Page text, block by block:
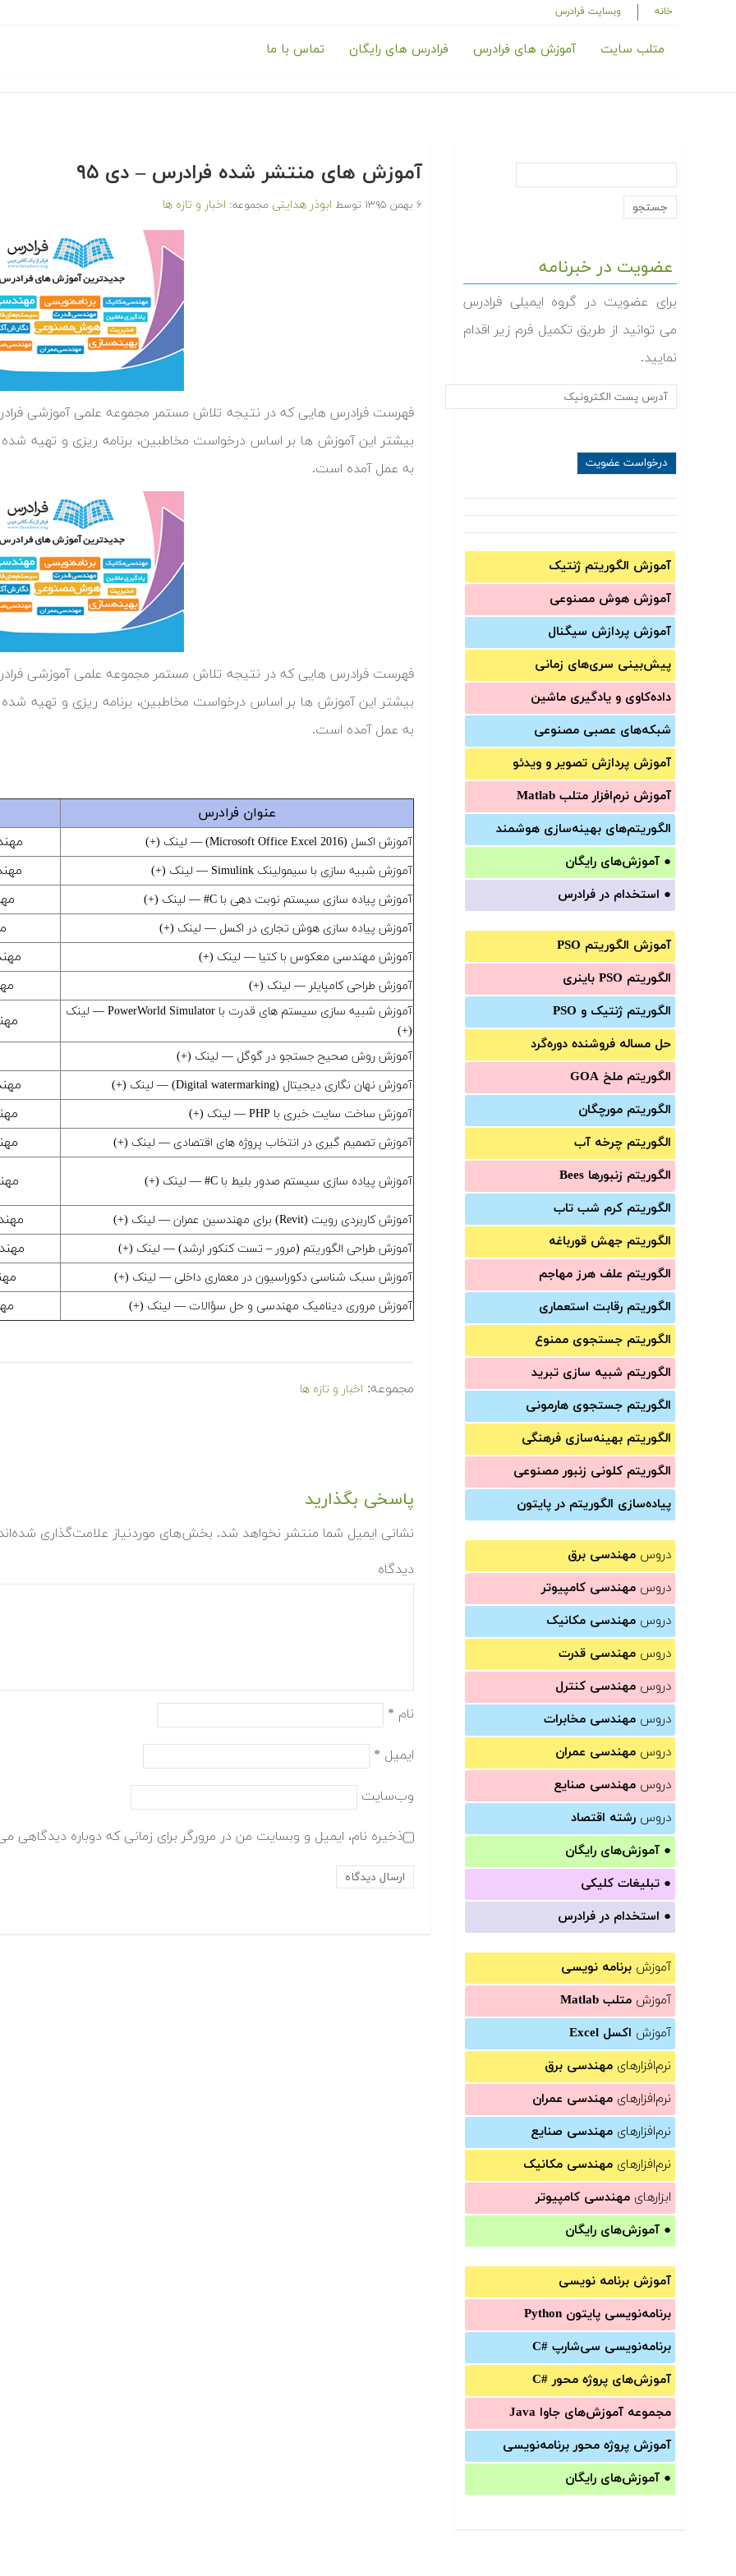
خانه وبسایت فرادرس
متلب سایت آموزش های فرادرس فرادرس های رایگان تماس با ما
عضویت در خبرنامه
برای عضویت در گروه ایمیلی فرادرس
می توانید از طریق تکمیل فرم زیر اقدام
نمایید.
آموزش الگوریتم ژنتیک
آموزش‌ هوش مصنوعی
آموزش‌ پردازش سیگنال
پیش‌‌بینی سری‌‌های زمانی
داده‌کاوی و یادگیری ماشین
شبکه‌های عصبی مصنوعی
آموزش‌ پردازش تصویر و ویدئو
آموزش‌ نرم‌افزار متلب Matlab
الگوریتم‌های بهینه‌سازی هوشمند
● آموزش‌های رایگان
● استخدام در فرادرس
آموزش الگوریتم PSO
الگوریتم PSO باینری
الگوریتم ژنتیک و PSO
حل مساله فروشنده دوره‌گرد
الگوریتم ملخ GOA
الگوریتم مورچگان
الگوریتم چرخه آب
الگوریتم زنبورها Bees
الگوریتم کرم شب تاب
الگوریتم جهش قورباغه
الگوریتم علف هرز مهاجم
الگوریتم رقابت استعماری
الگوریتم جستجوی ممنوع
الگوریتم شبیه سازی تبرید
الگوریتم جستجوی هارمونی
الگوریتم بهینه‌سازی فرهنگی
الگوریتم کلونی زنبور مصنوعی
پیاده‌سازی الگوریتم در پایتون
دروس مهندسی برق
دروس مهندسی کامپیوتر
دروس مهندسی مکانیک
دروس مهندسی قدرت
دروس مهندسی کنترل
دروس مهندسی مخابرات
دروس مهندسی عمران
دروس مهندسی صنایع
دروس رشته اقتصاد
● آموزش‌های رایگان
● تبلیغات کلیکی
● استخدام در فرادرس
آموزش برنامه نویسی
آموزش متلب Matlab
آموزش اکسل Excel
نرم‌افزارهای مهندسی برق
نرم‌افزارهای مهندسی عمران
نرم‌افزارهای مهندسی صنایع
نرم‌افزارهای مهندسی مکانیک
ابزارهای مهندسی کامپیوتر
● آموزش‌های رایگان
آموزش برنامه نویسی
برنامه‌نویسی پایتون Python
برنامه‌‌نویسی سی‌شارپ C#‎
آموزش‌های پروژه محور #C
مجموعه آموزش‌های جاوا Java
آموزش‌ پروژه محور برنامه‌نویسی
● آموزش‌های رایگان
آموزش های منتشر شده فرادرس – دی ۹۵
۶ بهمن ۱۳۹۵ توسط ابوذر هدایتی مجموعه: اخبار و تازه ها
بیشتر این آموزش ها بر اساس درخواست مخاطبین، برنامه ریزی و تهیه
به عمل آمده است.
بیشتر این آموزش ها بر اساس درخواست مخاطبین، برنامه ریزی و تهیه
به عمل آمده است.
عنوان فرادرس
آموزش اکسل (Microsoft Office Excel 2016) — لینک (+)
آموزش شبیه سازی با سیمولینک Simulink — لینک (+)
آموزش پیاده سازی سیستم نوبت دهی با C# — لینک (+)
آموزش پیاده سازی هوش تجاری در اکسل — لینک (+)
آموزش مهندسی معکوس با کتیا — لینک (+)
آموزش طراحی کامپایلر — لینک (+)
آموزش شبیه سازی سیستم های قدرت با PowerWorld Simulator — لینک
(+)
آموزش روش صحیح جستجو در گوگل — لینک (+)
آموزش نهان نگاری دیجیتال (Digital watermarking) — لینک (+)
آموزش ساخت سایت خبری با PHP — لینک (+)
آموزش تصمیم گیری در انتخاب پروژه های اقتصادی — لینک (+)
آموزش پیاده سازی سیستم صدور بلیط با C# — لینک (+)
آموزش کاربردی رویت (Revit) برای مهندسین عمران — لینک (+)
آموزش طراحی الگوریتم (مرور – تست کنکور ارشد)‎ — لینک (+)
آموزش سبک شناسی دکوراسیون در معماری داخلی — لینک (+)
آموزش مروری دینامیک مهندسی و حل سؤالات — لینک (+)
مجموعه: اخبار و تازه ها
پاسخی بگذارید
نشانی ایمیل شما منتشر نخواهد شد. بخش‌های موردنیاز علامت‌گذاری
دیدگاه
نام *
ایمیل *
وب‌سایت
ذخیره نام، ایمیل و وبسایت من در مرورگر برای زمانی که دوباره دیدگاهی